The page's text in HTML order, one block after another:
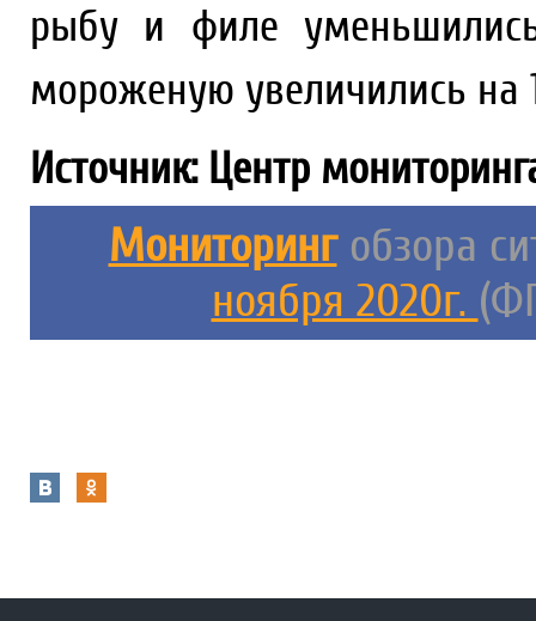
рыбу и филе
мороженую увеличились на
Источник: Центр
Мониторингобзора
ноября 2020г.